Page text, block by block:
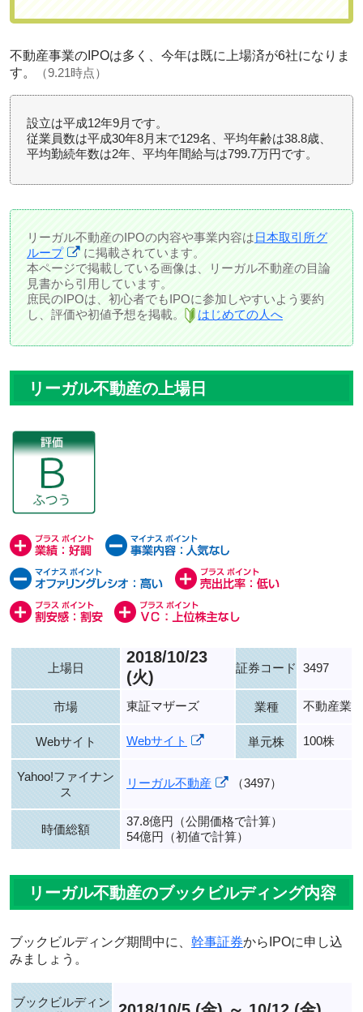
不動産事業のIPOは多く、今年は既に上場済が6社になりま
す。
（9.21時点）
設立は平成12年9月です。
従業員数は平成30年8月末で129名、平均年齢は38.8歳、
平均勤続年数は2年、平均年間給与は799.7万円です。
リーガル不動産のIPOの内容や事業内容は日本取引所グ
ループ
に掲載されています。
本ページで掲載している画像は、リーガル不動産の目論
見書から引用しています。
庶民のIPOは、初心者でもIPOに参加しやすいよう要約
し、評価や初値予想を掲載。
はじめての人へ
リーガル不動産の上場日
上場日
2018/10/23
(火)
証券コード 3497
市場 東証マザーズ 業種 不動産業
Webサイト Webサイト 単元株 100株
Yahoo!ファイナン
ス
リーガル不動産 （3497）
時価総額
37.8億円（公開価格で計算）
54億円（初値で計算）
リーガル不動産のブックビルディング内容
ブックビルディング期間中に、 幹事証券からIPOに申し込
みましょう。
ブックビルディン